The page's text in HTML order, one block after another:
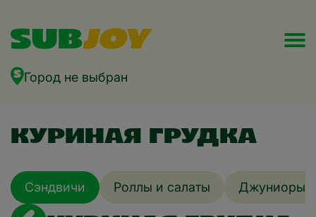
Город не выбран
КУРИНАЯ ГРУДКА
Сэндвичи Роллы и салаты Джуниоры